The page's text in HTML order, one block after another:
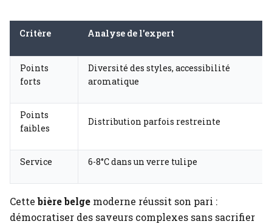
Critère Analyse de l'expert
Points
forts
Diversité des styles, accessibilité
aromatique
Points
faibles
Distribution parfois restreinte
Service 6-8°C dans un verre tulipe
Cettebière belge moderne réussit son pari :
démocratiser des saveurs complexes sans sacrifier